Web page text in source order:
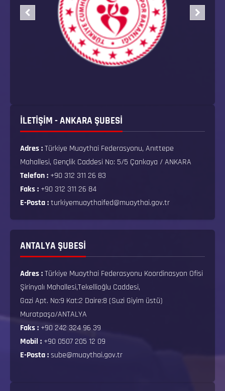
İLETİŞİM - ANKARA ŞUBESİ
Adres :Türkiye Muaythai Federasyonu, Anıttepe
Mahallesi, Gençlik Caddesi No: 5/5 Çankaya / ANKARA
Telefon : +90 312 311 26 83
Faks : +90 312 311 26 84
E-Posta :turkiyemuaythaifed@muaythai.gov.tr
ANTALYA ŞUBESİ
Adres :Türkiye Muaythai Federasyonu Koordinasyon Ofisi
Şirinyalı Mahallesi,Tekellioğlu Caddesi,
Gazi Apt. No:9 Kat:2 Daire:8 (Suzi Giyim üstü)
Muratpaşa/ANTALYA
Faks : +90 242 324 96 39
Mobil : +90 0507 205 12 09
E-Posta :sube@muaythai.gov.tr